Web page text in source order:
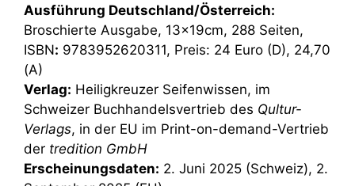
Ausführung Deutschland/Österreich:
Broschierte Ausgabe, 13x19cm, 288 Seiten,
ISBN: 9783952620311, Preis: 24 Euro (D), 24,70
(A)
Verlag: Heiligkreuzer Seifenwissen, im
Schweizer Buchhandelsvertrieb des Qultur-
Verlags, in der EU im Print-on-demand-Vertrieb
der tredition GmbH
Erscheinungsdaten: 2. Juni 2025 (Schweiz), 2.